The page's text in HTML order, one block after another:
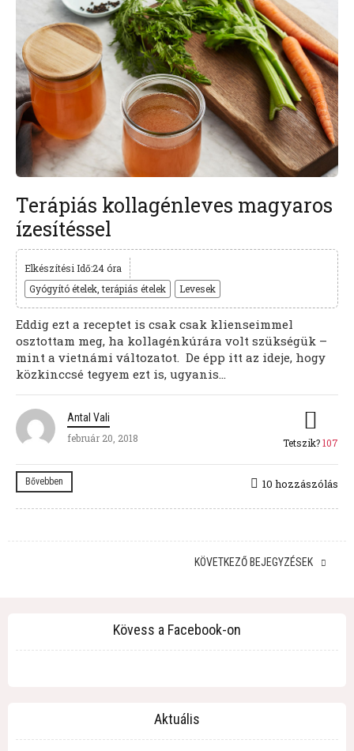
Terápiás kollagénleves magyaros
ízesítéssel
Elkészítési Idő:24 óra
Gyógyító ételek, terápiás ételek
Levesek
Eddig ezt a receptet is csak csak klienseimmel
osztottam meg, ha kollagénkúrára volt szükségük –
mint a vietnámi változatot. De épp itt az ideje, hogy
közkinccsé tegyem ezt is, ugyanis...
Antal Vali
február 20, 2018
Tetszik?107
Bővebben 10 hozzászólás
KÖVETKEZŐ BEJEGYZÉSEK
Kövess a Facebook-on
Aktuális